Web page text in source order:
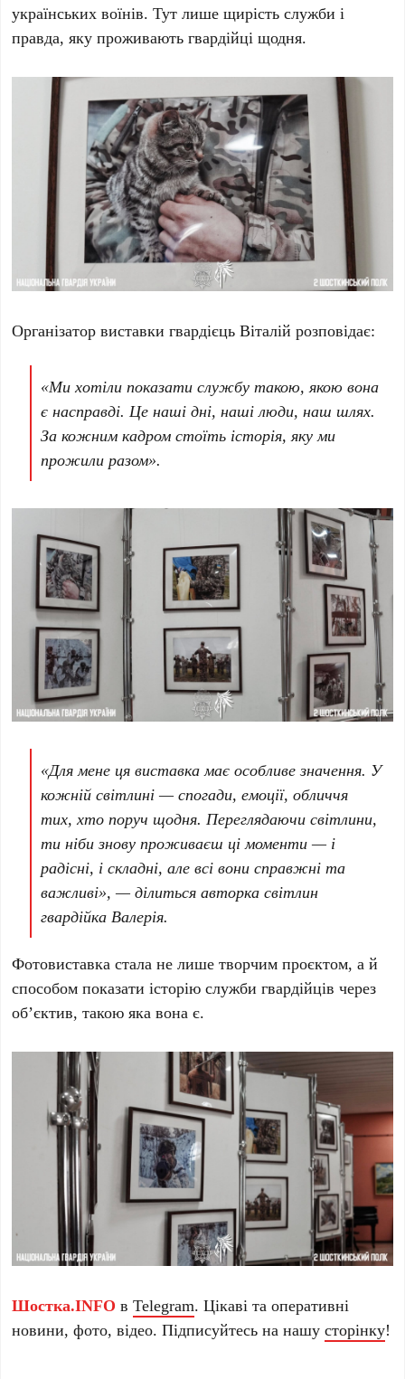
українських воїнів. Тут лише щирість служби і
правда, яку проживають гвардійці щодня.
Організатор виставки гвардієць Віталій розповідає:
«Ми хотіли показати службу такою, якою вона
є насправді. Це наші дні, наші люди, наш шлях.
За кожним кадром стоїть історія, яку ми
прожили разом».
«Для мене ця виставка має особливе значення. У
кожній світлині — спогади, емоції, обличчя
тих, хто поруч щодня. Переглядаючи світлини,
ти ніби знову проживаєш ці моменти — і
радісні, і складні, але всі вони справжні та
важливі», — ділиться авторка світлин
гвардійка Валерія.
Фотовиставка стала не лише творчим проєктом, а й
способом показати історію служби гвардійців через
об’єктив, такою яка вона є.
Шостка.INFO вTelegram. Цікаві та оперативні
новини, фото, відео. Підписуйтесь на нашусторінку!